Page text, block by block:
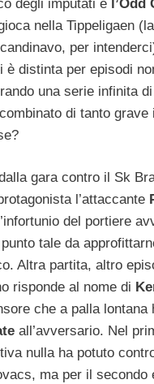
degli imputati è l’Odd
nella Tippeligaen
per
è distinta per episodi
una serie infinita
di tanto
gara contro il Sk
l’attaccante
del portiere
tale da
Altra partita, altro
risponde al nome di
che a palla lontana
all’avversario. Nel
nulla ha potuto
ma per il secondo